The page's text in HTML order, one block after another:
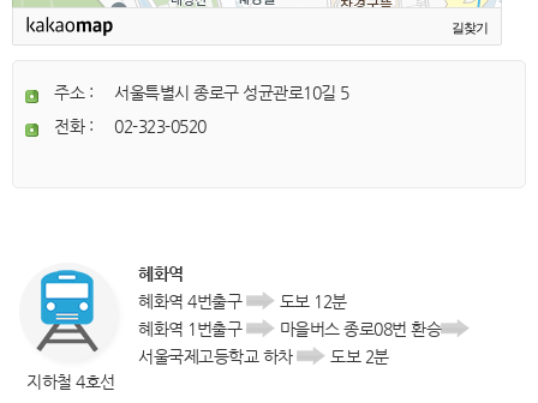
길찾기
주소 :
서울특별시 종로구 성균관로10길 5
전화 :
02-323-0520
지하철 4호선
혜화역
혜화역 4번출구
도보 12분
혜화역 1번출구
마을버스 종로08번 환승
서울국제고등학교 하차
도보 2분